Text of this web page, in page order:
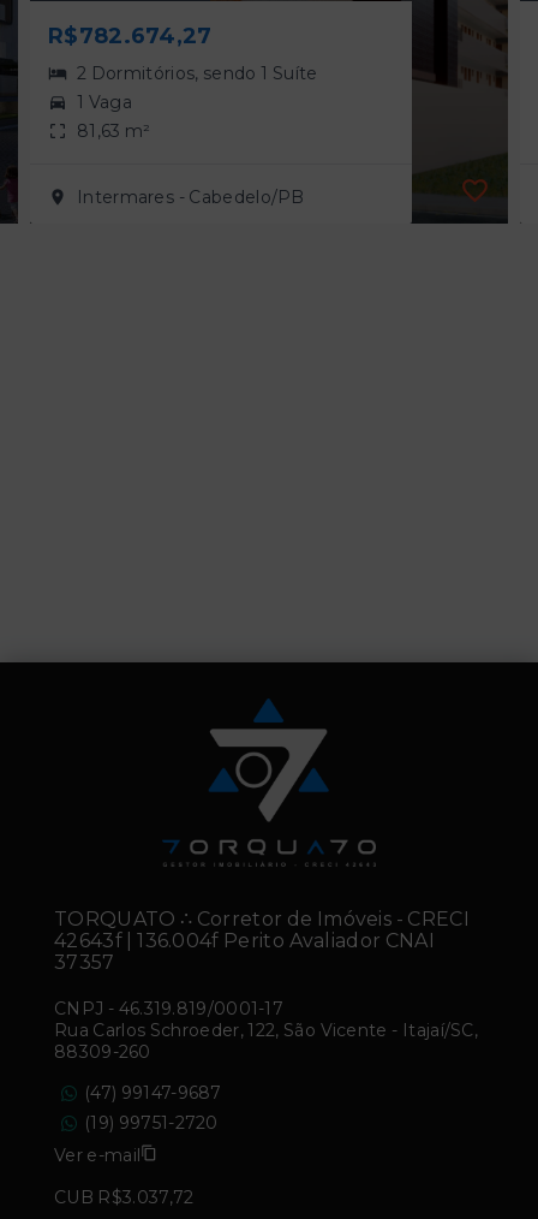
R$782.674,27
2 Dormitórios, sendo 1 Suíte
1 Vaga
81,63 m²
Intermares - Cabedelo/PB
TORQUATO ∴ Corretor de Imóveis - CRECI
42643f | 136.004f Perito Avaliador CNAI
37357
CNPJ - 46.319.819/0001-17
Rua Carlos Schroeder, 122, São Vicente - Itajaí/SC,
88309-260
(47) 99147-9687
(19) 99751-2720
Ver e-mail
CUB R$3.037,72